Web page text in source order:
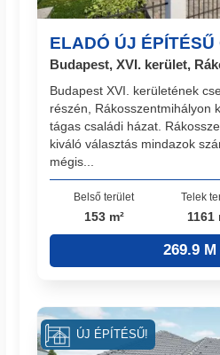
ELADÓ ÚJ
Budapest, XVI. kerület,
Budapest XVI. kerületének
részén, Rákosszentmihályon
tágas családi házat.
kiváló választás mindazok
mégis...
Belső terület
153 m²
Telek
1161
269.9
ÚJ ÉPÍTÉSŰ!